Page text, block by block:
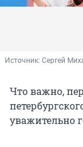
Источник: Сергей
Что важно,
уважительно